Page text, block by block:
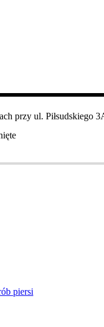
przy ul.
piersi